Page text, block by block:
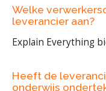
Welke
leverancier aan?
Explain Everything
Heeft de
onderwijs